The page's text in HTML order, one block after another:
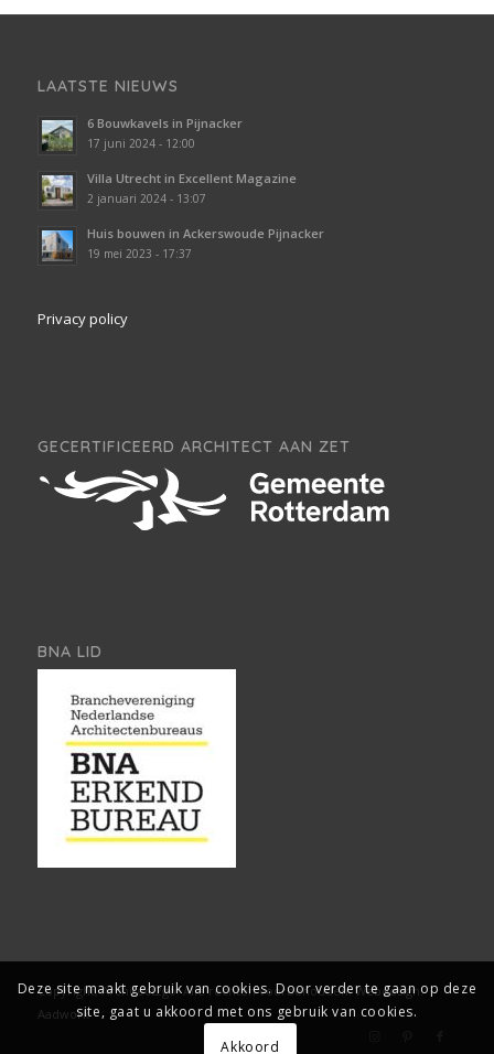
LAATSTE NIEUWS
6 Bouwkavels in Pijnacker
17 juni 2024 - 12:00
Villa Utrecht in Excellent Magazine
2 januari 2024 - 13:07
Huis bouwen in Ackerswoude Pijnacker
19 mei 2023 - 17:37
Privacy policy
GECERTIFICEERD ARCHITECT AAN ZET
BNA LID
Copyright, Architect2go. Alle rechten voorbehouden.Webdesign:
Aadwork
Deze site maakt gebruik van cookies. Door verder te gaan op deze
site, gaat u akkoord met ons gebruik van cookies.
Akkoord